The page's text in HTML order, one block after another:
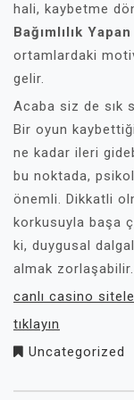
hali, kaybetme
Bağımlılık
ortamlardaki
gelir.
Acaba siz de sık
Bir oyun
ne kadar ileri
bu noktada,
önemli. Dikkatli
korkusuyla başa
ki, duygusal
almak zorlaşabilir.
canlı casino
tıklayın
Uncategorized